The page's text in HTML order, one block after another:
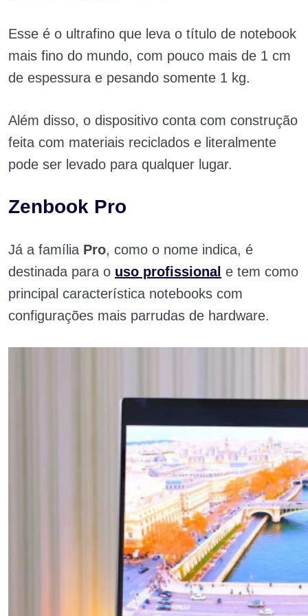
Esse é o ultrafino que leva o título de notebook
mais fino do mundo, com pouco mais de 1 cm
de espessura e pesando somente 1 kg.
Além disso, o dispositivo conta com construção
feita com materiais reciclados e literalmente
pode ser levado para qualquer lugar.
Zenbook Pro
Já a família Pro, como o nome indica, é
destinada para o uso profissional e tem como
principal característica notebooks com
configurações mais parrudas de hardware.